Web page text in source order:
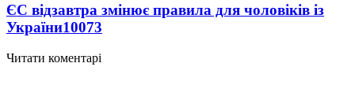
ЄС відзавтра змінює правила для чоловіків із
України10073
Читати коментарі